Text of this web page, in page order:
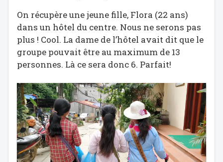
On récupère une jeune fille, Flora (22 ans)
dans un hôtel du centre. Nous ne serons pas
plus ! Cool. La dame de l’hôtel avait dit que le
groupe pouvait être au maximum de 13
personnes. Là ce sera donc 6. Parfait!